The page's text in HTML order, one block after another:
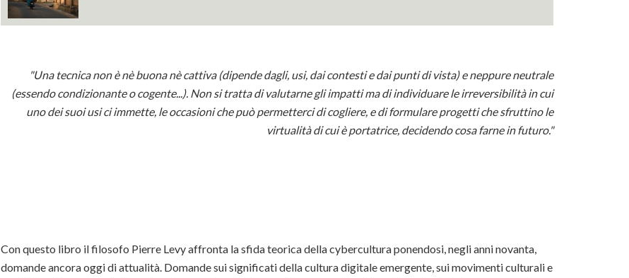
"Una tecnica non è nè buona nè cattiva (dipende dagli, usi, dai contesti e dai punti di vista) e neppure neutrale
(essendo condizionante o cogente...). Non si tratta di valutarne gli impatti ma di individuare le irreversibilità in cui
uno dei suoi usi ci immette, le occasioni che può permetterci di cogliere, e di formulare progetti che sfruttino le
virtualità di cui è portatrice, decidendo cosa farne in futuro."
Con questo libro il filosofo Pierre Levy affronta la sfida teorica della cybercultura ponendosi, negli anni novanta,
domande ancora oggi di attualità. Domande sui significati della cultura digitale emergente, sui movimenti culturali e